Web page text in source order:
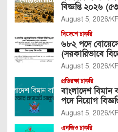
বিজ্ঞপ্তি ২০২৬
August 5, 2026
বিদেশে চাকরি
৬৮২ পদে
(সরকারিভাবে
August 5, 2026
প্রতিরক্ষা চাকরি
বাংলাদেশ বিমান
পদে নিয়োগ
August 5, 2026
এনজিও চাকরি